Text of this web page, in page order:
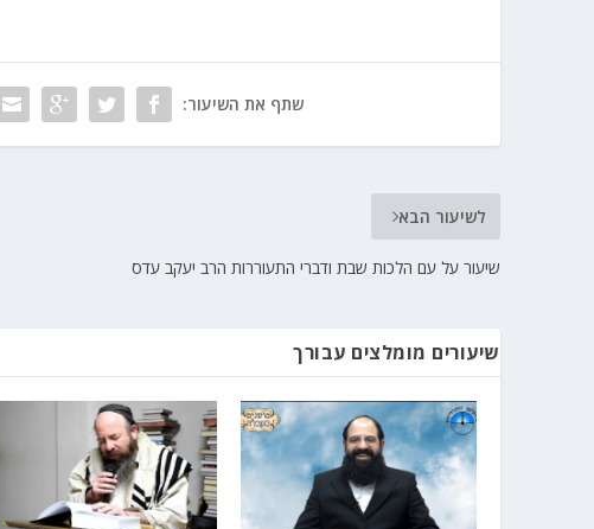
שתף את השיעור:
לשיעור הבא
שיעור על עם הלכות שבת ודברי התעוררות הרב יעקב עדס
שיעורים מומלצים עבורך